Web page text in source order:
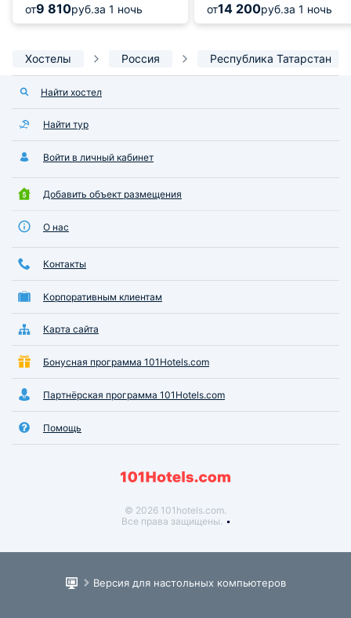
от9 810руб.за 1 ночь от14 200руб.за 1 ночь
Хостелы Россия Республика Татарстан
Найти хостел
Найти тур
Войти в личный кабинет
Добавить объект размещения
О нас
Контакты
Корпоративным клиентам
Карта сайта
Бонусная программа 101Hotels.com
Партнёрская программа 101Hotels.com
Помощь
© 2026 101hotels.com.
Все права защищены.
Версия для настольных компьютеров